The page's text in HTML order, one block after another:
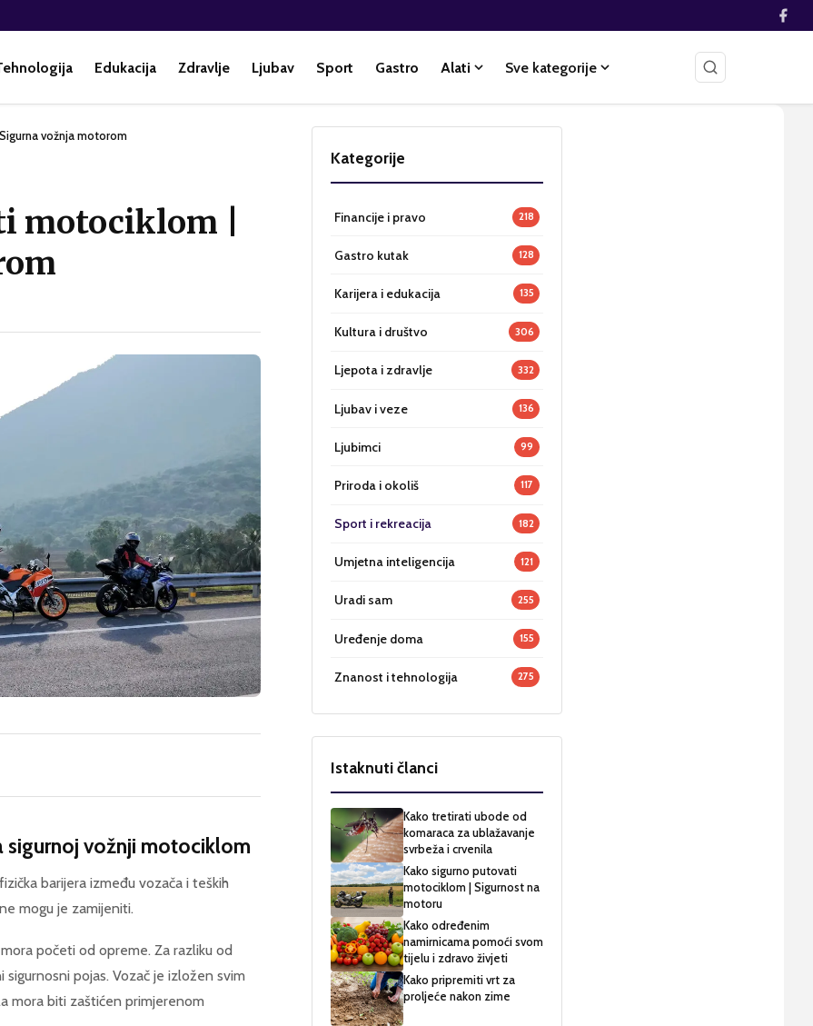
Edukacija Zdravlje Ljubav Sport Gastro Alati Sve kategorije
vožnja motorom
motociklom |
sigurnoj vožnji motociklom
barijera između vozača i teških
mogu je zamijeniti.
početi od opreme. Za razliku od
pojas. Vozač je izložen svim
mora biti zaštićen primjerenom
Kategorije
Financije i pravo 218
Gastro kutak 128
Karijera i edukacija 135
Kultura i društvo 306
Ljepota i zdravlje 332
Ljubav i veze 136
Ljubimci 99
Priroda i okoliš 117
Sport i rekreacija 182
Umjetna inteligencija 121
Uradi sam 255
Uređenje doma 155
Znanost i tehnologija 275
Istaknuti članci
Kako tretirati ubode od
komaraca za ublažavanje
svrbeža i crvenila
Kako sigurno putovati
motociklom | Sigurnost na
motoru
Kako određenim
namirnicama pomoći svom
tijelu i zdravo živjeti
Kako pripremiti vrt za
proljeće nakon zime